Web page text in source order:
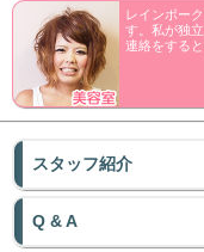
レインボー
す。私が独
連絡をする
スタッフ紹介
Q & A